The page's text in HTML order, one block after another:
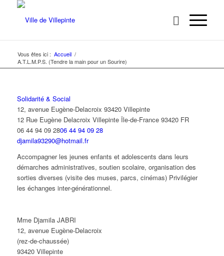
Vous êtes ici : Accueil /
A.T.L.M.P.S. (Tendre la main pour un Sourire)
Solidarité & Social
12, avenue Eugène-Delacroix 93420 Villepinte
12 Rue Eugène Delacroix Villepinte Île-de-France 93420 FR
06 44 94 09 2806 44 94 09 28
djamila93290@hotmail.fr
Accompagner les jeunes enfants et adolescents dans leurs
démarches administratives, soutien scolaire, organisation des
sorties diverses (visite des muses, parcs, cinémas) Privilégier
les échanges inter-générationnel.
Mme Djamila JABRI
12, avenue Eugène-Delacroix
(rez-de-chaussée)
93420 Villepinte